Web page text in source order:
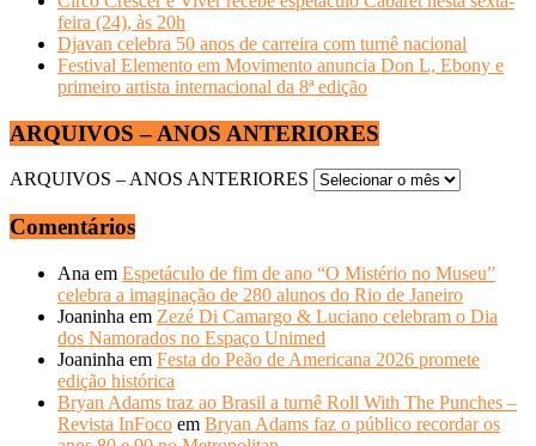
feira (24), às 20h
Djavan celebra 50 anos de carreira com turnê nacional
Festival Elemento em Movimento anuncia Don L, Ebony e
primeiro artista internacional da 8ª edição
ARQUIVOS – ANOS ANTERIORES
ARQUIVOS – ANOS ANTERIORES
Comentários
Ana em Espetáculo de fim de ano “O Mistério no Museu”
celebra a imaginação de 280 alunos do Rio de Janeiro
Joaninha em Zezé Di Camargo & Luciano celebram o Dia
dos Namorados no Espaço Unimed
Joaninha em Festa do Peão de Americana 2026 promete
edição histórica
Bryan Adams traz ao Brasil a turnê Roll With The Punches –
Revista InFoco em Bryan Adams faz o público recordar os